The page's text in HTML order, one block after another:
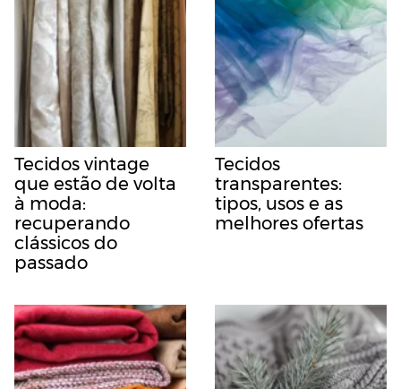
Tecidos vintage
que estão de volta
à moda:
recuperando
clássicos do
passado
Tecidos
transparentes:
tipos, usos e as
melhores ofertas